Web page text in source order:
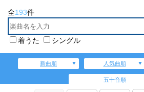
全193件
着うた シングル
新曲順 人気曲順
五十音順